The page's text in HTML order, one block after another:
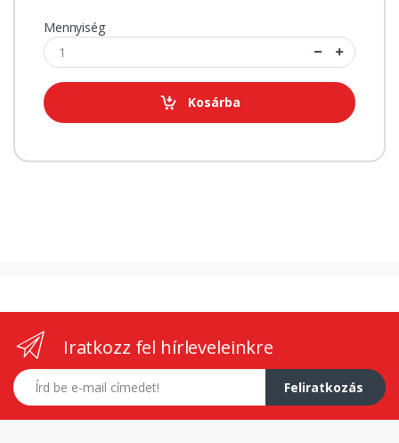
Mennyiség
Kosárba
Iratkozz fel hírleveleinkre
E-mail címed
Feliratkozás